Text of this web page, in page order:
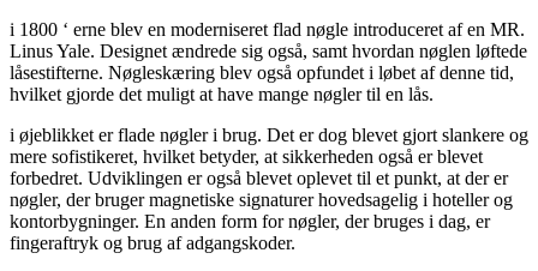
i 1800 ‘ erne blev en moderniseret flad nøgle introduceret af en MR.
Linus Yale. Designet ændrede sig også, samt hvordan nøglen løftede
låsestifterne. Nøgleskæring blev også opfundet i løbet af denne tid,
hvilket gjorde det muligt at have mange nøgler til en lås.
i øjeblikket er flade nøgler i brug. Det er dog blevet gjort slankere og
mere sofistikeret, hvilket betyder, at sikkerheden også er blevet
forbedret. Udviklingen er også blevet oplevet til et punkt, at der er
nøgler, der bruger magnetiske signaturer hovedsagelig i hoteller og
kontorbygninger. En anden form for nøgler, der bruges i dag, er
fingeraftryk og brug af adgangskoder.